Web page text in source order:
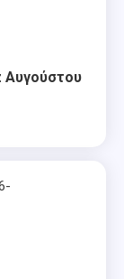
Αυγούστου